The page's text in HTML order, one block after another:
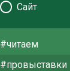
Сайт
#читаем
#провыставки